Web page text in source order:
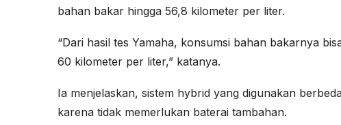
bahan bakar hingga 56,8 kilometer per liter.
“Dari hasil tes Yamaha, konsumsi bahan bakarnya
60 kilometer per liter,” katanya.
Ia menjelaskan, sistem hybrid yang digunakan
karena tidak memerlukan baterai tambahan.